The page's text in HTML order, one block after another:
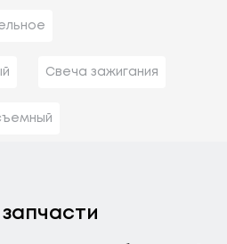
Свеча зажигания